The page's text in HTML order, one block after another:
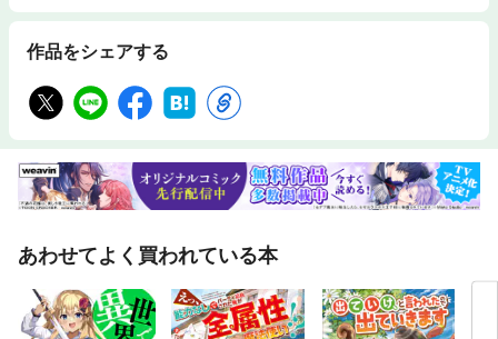
作品をシェアする
あわせてよく買われている本